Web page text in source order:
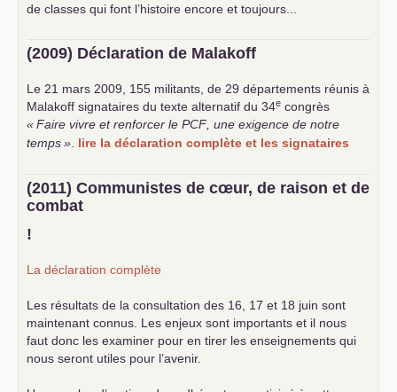
de classes qui font l’histoire encore et toujours...
(2009) Déclaration de Malakoff
Le 21 mars 2009, 155 militants, de 29 départements réunis à
Malakoff signataires du texte alternatif du 34e congrès
«Faire vivre et renforcer le PCF , une exigence de notre
temps» lire la déclaration complète et les signataires
(2011) Communistes de cœur, de raison et de
combat
!
La déclaration complète
Les résultats de la consultation des 16, 17 et 18 juin sont
maintenant connus. Les enjeux sont importants et il nous
faut donc les examiner pour en tirer les enseignements qui
nous seront utiles pour l’avenir.